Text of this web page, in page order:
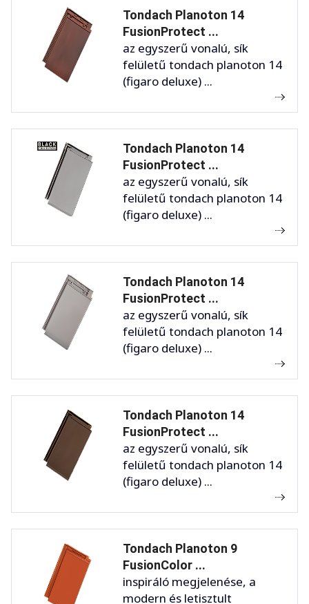
Tondach Planoton 14
FusionProtect ...
az egyszerű vonalú, sík
felületű tondach planoton 14
(figaro deluxe) ...
Tondach Planoton 14
FusionProtect ...
az egyszerű vonalú, sík
felületű tondach planoton 14
(figaro deluxe) ...
Tondach Planoton 14
FusionProtect ...
az egyszerű vonalú, sík
felületű tondach planoton 14
(figaro deluxe) ...
Tondach Planoton 14
FusionProtect ...
az egyszerű vonalú, sík
felületű tondach planoton 14
(figaro deluxe) ...
Tondach Planoton 9
FusionColor ...
inspiráló megjelenése, a
modern és letisztult